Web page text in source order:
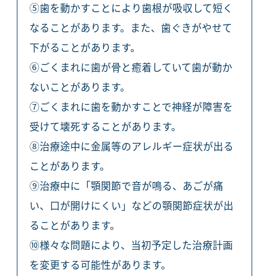
⑤歯を動かすことにより歯根が吸収して短く
なることがあります。また、歯ぐきがやせて
下がることがあります。
⑥ごくまれに歯が骨と癒着していて歯が動か
ないことがあります。
⑦ごくまれに歯を動かすことで神経が障害を
受けて壊死することがあります。
⑧治療途中に金属等のアレルギー症状が出る
ことがあります。
⑨治療中に「顎関節で音が鳴る、あごが痛
い、口が開けにくい」などの顎関節症状が出
ることがあります。
⑩様々な問題により、当初予定した治療計画
を変更する可能性があります。